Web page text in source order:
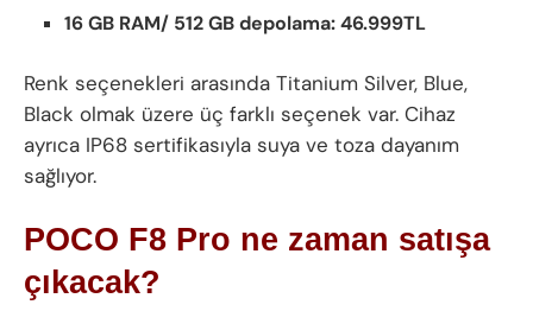
16 GB RAM/ 512 GB depolama: 46.999TL
Renk seçenekleri arasında Titanium Silver, Blue,
Black olmak üzere üç farklı seçenek var. Cihaz
ayrıca IP68 sertifikasıyla suya ve toza dayanım
sağlıyor.
POCO F8 Pro ne zaman satışa
çıkacak?